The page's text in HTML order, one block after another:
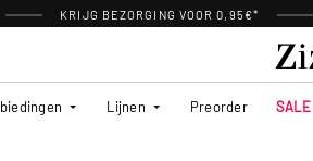
KRIJG BEZORGING VOOR 0,95€*
Lijnen Preorder SALE